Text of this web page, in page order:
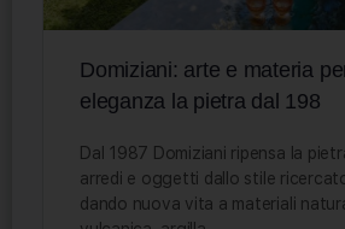
Domiziani: arte e materia
eleganza la pietra dal 198
Dal 1987 Domiziani ripensa la
arredi e oggetti dallo stile
dando nuova vita a materiali